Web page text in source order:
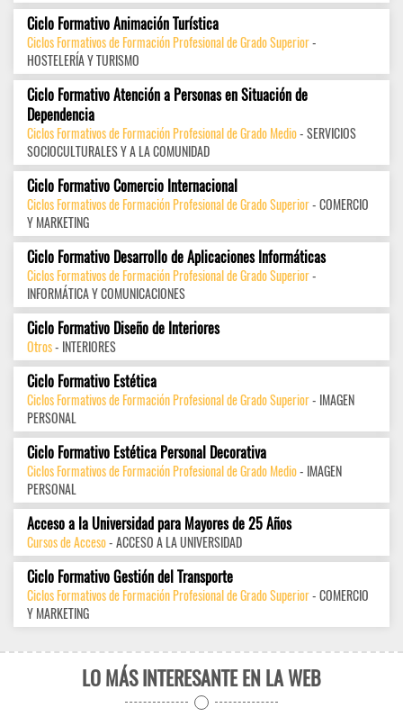
Ciclo Formativo Animación Turística
Ciclos Formativos de Formación Profesional de Grado Superior-
HOSTELERÍA Y TURISMO
Ciclo Formativo Atención a Personas en Situación de
Dependencia
Ciclos Formativos de Formación Profesional de Grado Medio- SERVICIOS
SOCIOCULTURALES Y A LA COMUNIDAD
Ciclo Formativo Comercio Internacional
Ciclos Formativos de Formación Profesional de Grado Superior- COMERCIO
Y MARKETING
Ciclo Formativo Desarrollo de Aplicaciones Informáticas
Ciclos Formativos de Formación Profesional de Grado Superior-
INFORMÁTICA Y COMUNICACIONES
Ciclo Formativo Diseño de Interiores
Otros- INTERIORES
Ciclo Formativo Estética
Ciclos Formativos de Formación Profesional de Grado Superior- IMAGEN
PERSONAL
Ciclo Formativo Estética Personal Decorativa
Ciclos Formativos de Formación Profesional de Grado Medio- IMAGEN
PERSONAL
Acceso a la Universidad para Mayores de 25 Años
Cursos de Acceso- ACCESO A LA UNIVERSIDAD
Ciclo Formativo Gestión del Transporte
Ciclos Formativos de Formación Profesional de Grado Superior- COMERCIO
Y MARKETING
LO MÁS INTERESANTE EN LA WEB